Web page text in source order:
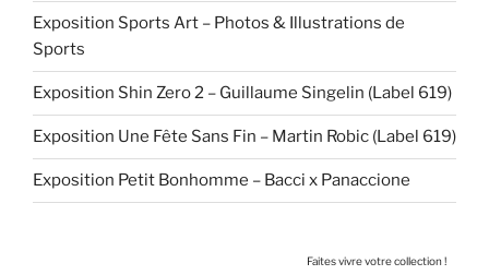
Exposition Sports Art – Photos & Illustrations de
Sports
Exposition Shin Zero 2 – Guillaume Singelin (Label 619)
Exposition Une Fête Sans Fin – Martin Robic (Label 619)
Exposition Petit Bonhomme – Bacci x Panaccione
Faites vivre votre collection !